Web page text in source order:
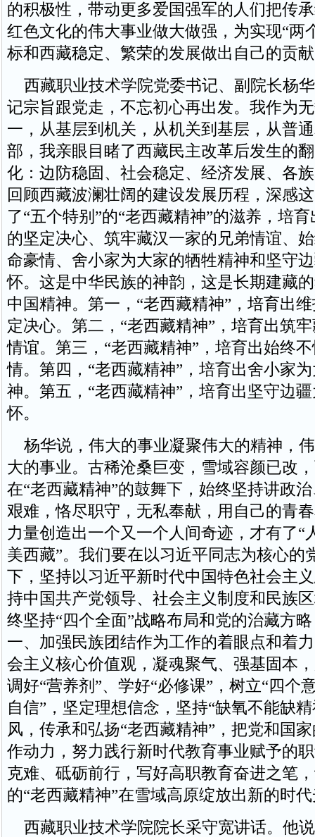
的积极性，带动更多爱国强军的人们把传
红色文化的伟大事业做大做强，为实现“两
标和西藏稳定、繁荣的发展做出自己的贡
西藏职业技术学院党委书记、副院长杨
记宗旨跟党走，不忘初心再出发。我作为
一，从基层到机关，从机关到基层，从普
部，我亲眼目睹了西藏民主改革后发生的
化：边防稳固、社会稳定、经济发展、各
回顾西藏波澜壮阔的建设发展历程，深感
了“五个特别”的“老西藏精神”的滋养，培
的坚定决心、筑牢藏汉一家的兄弟情谊、
命豪情、舍小家为大家的牺牲精神和坚守
怀。这是中华民族的神韵，这是长期建藏
中国精神。第一，“老西藏精神”，培育出
定决心。第二，“老西藏精神”，培育出筑
情谊。第三，“老西藏精神”，培育出始终
情。第四，“老西藏精神”，培育出舍小家
神。第五，“老西藏精神”，培育出坚守边
怀。
杨华说，伟大的事业凝聚伟大的精神，
大的事业。古稀沧桑巨变，雪域容颜已改
在“老西藏精神”的鼓舞下，始终坚持讲政
艰难，恪尽职守，无私奉献，用自己的青
力量创造出一个又一个人间奇迹，才有了“
美西藏”。我们要在以习近平同志为核心的
下，坚持以习近平新时代中国特色社会主
持中国共产党领导、社会主义制度和民族
终坚持“四个全面”战略布局和党的治藏方
一、加强民族团结作为工作的着眼点和着
会主义核心价值观，凝魂聚气、强基固本
调好“营养剂”、学好“必修课”，树立“四个
自信”，坚定理想信念，坚持“缺氧不能缺
风，传承和弘扬“老西藏精神”，把党和国
作动力，努力践行新时代教育事业赋予的
克难、砥砺前行，写好高职教育奋进之笔
的“老西藏精神”在雪域高原绽放出新的时
西藏职业技术学院院长采守宽讲话。他